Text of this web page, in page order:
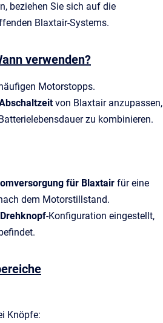
beziehen Sie sich auf die
Blaxtair-Systems.
verwenden?
Motorstopps.
von Blaxtair anzupassen,
zu kombinieren.
für Blaxtair für eine
dem Motorstillstand.
-Konfiguration eingestellt,
Knöpfe: